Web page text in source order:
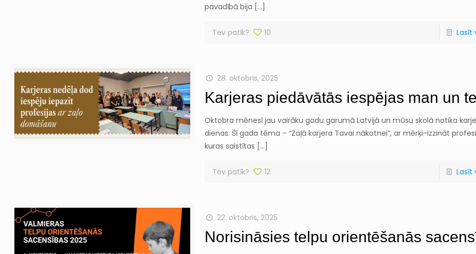
pavadībā bija […]
Tev patīk? 10 Lasīt
28. oktobris, 2025
Karjeras piedāvātās iespējas man un
Oktobra mēnesī jau vairāku gadu garumā Latvijā un mūsu skolā notika
dienas. Šī gada tēma – “Zaļā karjera Tavai nākotnei”, ar mērķi-izzināt
kuras saistītas […]
Tev patīk? 12 Lasīt
22. oktobris, 2025
Norisināsies telpu orientēšanās